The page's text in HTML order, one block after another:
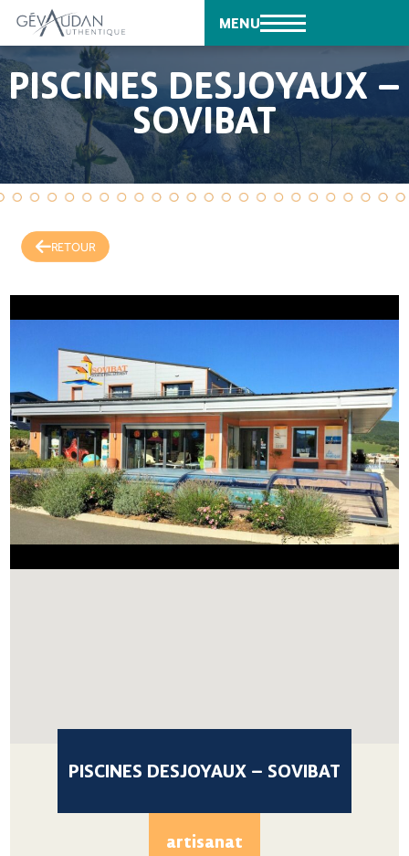
MENU
PISCINES DESJOYAUX –
SOVIBAT
RETOUR
PISCINES DESJOYAUX – SOVIBAT
artisanat